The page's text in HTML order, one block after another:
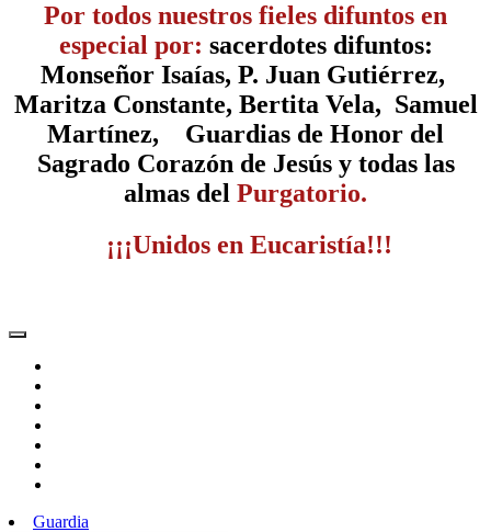
Por todos nuestros fieles difuntos en
especial por: sacerdotes difuntos:
Monseñor Isaías, P. Juan Gutiérrez,
Maritza Constante, Bertita Vela, Samuel
Martínez, Guardias de Honor del
Sagrado Corazón de Jesús y todas las
almas del Purgatorio.
¡¡¡Unidos en Eucaristía!!!
Guardia